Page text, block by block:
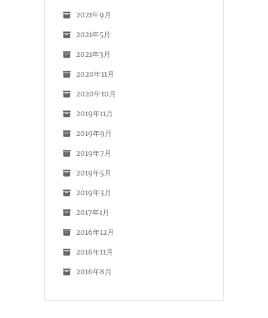
2021年9月
2021年5月
2021年3月
2020年11月
2020年10月
2019年11月
2019年9月
2019年7月
2019年5月
2019年3月
2017年1月
2016年12月
2016年11月
2016年8月